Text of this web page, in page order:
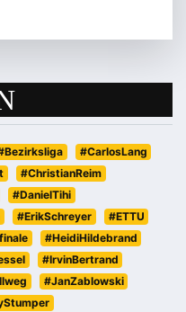
#CarlosLang
#ChristianReim
#DanielTihi
#ErikSchreyer
#ETTU
#HeidiHildebrand
#IrvinBertrand
#JanZablowski